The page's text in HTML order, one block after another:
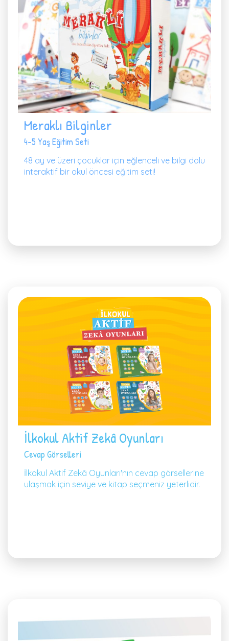
Meraklı Bilginler
4-5 Yaş Eğitim Seti
48 ay ve üzeri çocuklar için eğlenceli ve bilgi dolu
interaktif bir okul öncesi eğitim seti!
İlkokul Aktif Zekâ Oyunları
Cevap Görselleri
İlkokul Aktif Zekâ Oyunları'nın cevap görsellerine
ulaşmak için seviye ve kitap seçmeniz yeterlidir.